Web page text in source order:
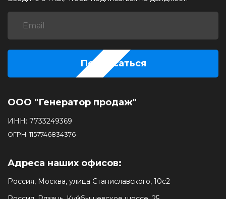
ООО "Генератор продаж"
ИНН: 7733249369
ОГРН: 1157746834376
Адреса наших офисов:
Россия, Москва, улица Станиславского, 10с2
Подписаться